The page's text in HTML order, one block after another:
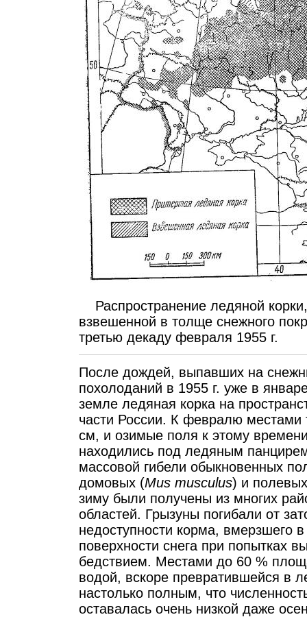
Распространение ледяной
взвешенной в толще снежного
третью декаду февраля 1955 г.
После дождей, выпавших на
похолоданий в 1955 г. уже в
земле ледяная корка на
части России. К февралю местами
см, и озимые поля к этому
находились под ледяным
массовой гибели обыкновенных
домовых (Mus musculus) и
зиму были получены из многих
областей. Грызуны погибали от
недоступности корма, вмерзшего
поверхности снега при попытках
бедствием. Местами до 60 %
водой, вскоре превратившейся в
настолько полным, что
оставалась очень низкой даже